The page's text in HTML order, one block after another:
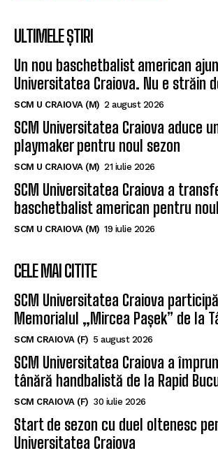
ULTIMELE ȘTIRI
Un nou baschetbalist american
Universitatea Craiova. Nu e străin
SCM U CRAIOVA (M) 2 august 2026
SCM Universitatea Craiova aduce
playmaker pentru noul sezon
SCM U CRAIOVA (M) 21 iulie 2026
SCM Universitatea Craiova a
baschetbalist american pentru
SCM U CRAIOVA (M) 19 iulie 2026
CELE MAI CITITE
SCM Universitatea Craiova
Memorialul „Mircea Pașek” de la
SCM CRAIOVA (F) 5 august 2026
SCM Universitatea Craiova a
tânără handbalistă de la Rapid
SCM CRAIOVA (F) 30 iulie 2026
Start de sezon cu duel oltenesc
Universitatea Craiova